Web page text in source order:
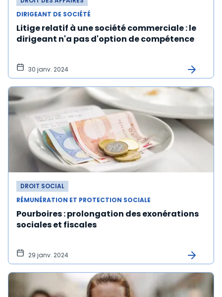
DIRIGEANT DE SOCIÉTÉ
Litige relatif à une société commerciale : le
dirigeant n'a pas d'option de compétence
30 janv. 2024
DROIT SOCIAL
RÉMUNÉRATION ET PROTECTION SOCIALE
Pourboires : prolongation des exonérations
sociales et fiscales
29 janv. 2024